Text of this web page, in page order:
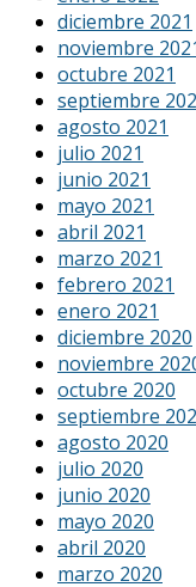
diciembre 2021
noviembre
octubre 2021
septiembre
agosto 2021
julio 2021
junio 2021
mayo 2021
abril 2021
marzo 2021
febrero 2021
enero 2021
diciembre 2020
noviembre
octubre 2020
septiembre
agosto 2020
julio 2020
junio 2020
mayo 2020
abril 2020
marzo 2020